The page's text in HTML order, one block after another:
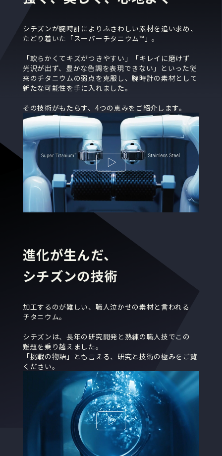
シチズンが腕時計によりふさわしい素材を追い求め、
たどり着いた「スーパーチタニウム™」。
「軟らかくてキズがつきやすい」「キレイに磨けず
光沢が出ず、豊かな色調を表現できない」といった従
来のチタニウムの弱点を克服し、腕時計の素材として
新たな可能性を手に入れました。
その技術がもたらす、4つの恵みをご紹介します。
進化が生んだ、
シチズンの技術
加工するのが難しい、職人泣かせの素材と言われる
チタニウム。
シチズンは、長年の研究開発と熟練の職人技でこの
難題を乗り越えました。
「挑戦の物語」とも言える、研究と技術の極みをご覧
ください。